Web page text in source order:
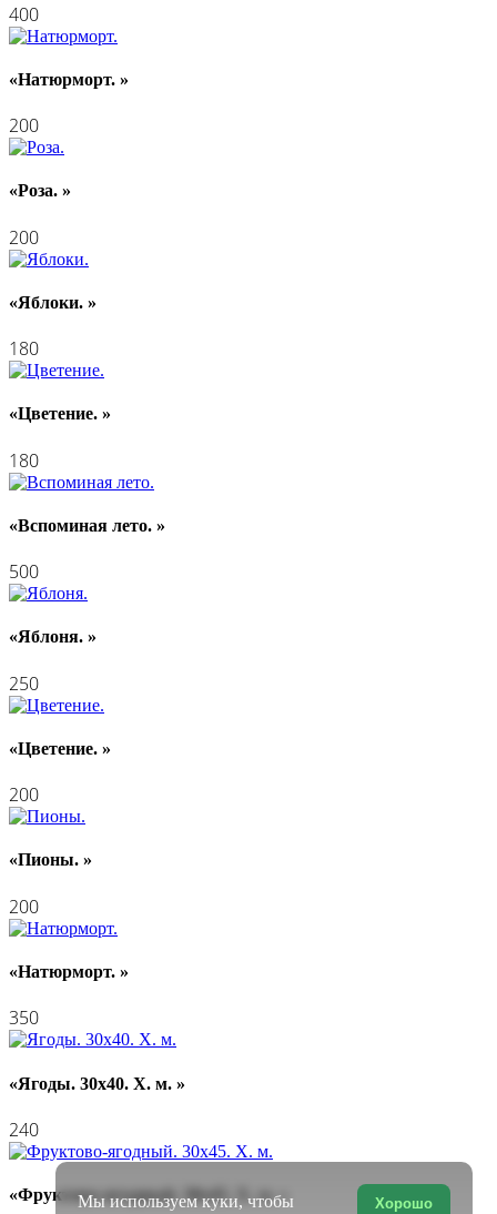
400
«Натюрморт. »
200
«Роза. »
200
«Яблоки. »
180
«Цветение. »
180
«Вспоминая лето. »
500
«Яблоня. »
250
«Цветение. »
200
«Пионы. »
200
«Натюрморт. »
350
«Ягоды. 30х40. Х. м. »
240
«Фруктово-ягодный. 30х45. Х. м. » Хорошо
Мы используем куки, чтобы